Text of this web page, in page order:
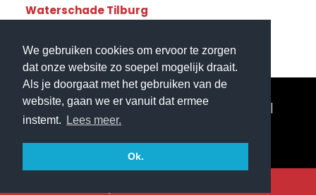
We gebruiken cookies om ervoor te zorgen
dat onze website zo soepel mogelijk draait.
Als je doorgaat met het gebruiken van de
website, gaan we er vanuit dat ermee
instemt.
Lees meer.
Ok.
Waterschade Tilburg
© Copyright Waterschade112 - Landelijke dekking|
Website gemaakt door